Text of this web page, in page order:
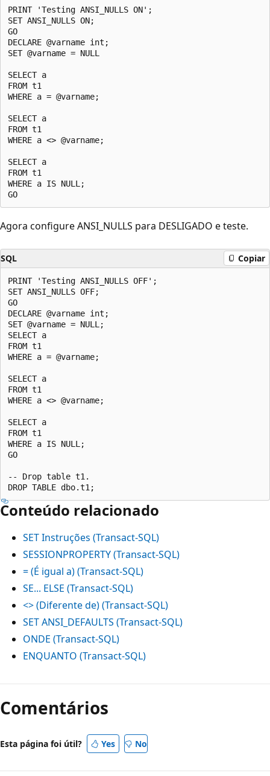
PRINT 'Testing ANSI_NULLS ON';
SET ANSI_NULLS ON;
GO
DECLARE @varname int;
SET @varname = NULL
SELECT a
FROM t1
WHERE a = @varname;
SELECT a
FROM t1
WHERE a <> @varname;
SELECT a
FROM t1
WHERE a IS NULL;
Agora configure ANSI_NULLS para DESLIGADO e teste.
SQL Copiar
PRINT 'Testing ANSI_NULLS OFF';
SET ANSI_NULLS OFF;
GO
DECLARE @varname int;
SET @varname = NULL;
SELECT a
FROM t1
WHERE a = @varname;
SELECT a
FROM t1
WHERE a <> @varname;
SELECT a
FROM t1
WHERE a IS NULL;
GO
-- Drop table t1.
Conteúdo relacionado
SET Instruções (Transact-SQL)
SESSIONPROPERTY (Transact-SQL)
= (É igual a) (Transact-SQL)
SE... ELSE (Transact-SQL)
<> (Diferente de) (Transact-SQL)
SET ANSI_DEFAULTS (Transact-SQL)
ONDE (Transact-SQL)
ENQUANTO (Transact-SQL)
Comentários
Esta página foi útil? Yes No